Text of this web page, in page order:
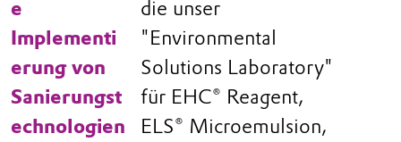
e
Implementi
erung von
Sanierungst
echnologien
die unser
"Environmental
Solutions Laboratory"
für EHC® Reagent,
ELS® Microemulsion,